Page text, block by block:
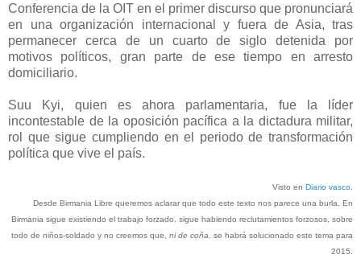
Conferencia de la OIT en el primer discurso que pronunciará
en una organización internacional y fuera de Asia, tras
permanecer cerca de un cuarto de siglo detenida por
motivos políticos, gran parte de ese tiempo en arresto
domiciliario.
Suu Kyi, quien es ahora parlamentaria, fue la líder
incontestable de la oposición pacífica a la dictadura militar,
rol que sigue cumpliendo en el periodo de transformación
política que vive el país.
Visto en Diario vasco
Desde Birmania Libre queremos aclarar que todo este texto nos parece una burla. En
Birmania sigue existiendo el trabajo forzado, sigue habiendo reclutamientos forzosos, sobre
todo de niños-soldado y no creemos que, ni de coña,
se habrá solucionado este tema para
2015.